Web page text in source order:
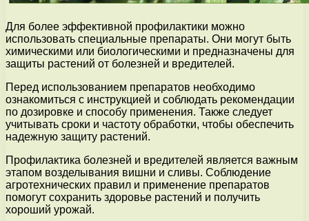
Для более эффективной профилактики можно
использовать специальные препараты. Они могут быть
химическими или биологическими и предназначены для
защиты растений от болезней и вредителей.
Перед использованием препаратов необходимо
ознакомиться с инструкцией и соблюдать рекомендации
по дозировке и способу применения. Также следует
учитывать сроки и частоту обработки, чтобы обеспечить
надежную защиту растений.
Профилактика болезней и вредителей является важным
этапом возделывания вишни и сливы. Соблюдение
агротехнических правил и применение препаратов
помогут сохранить здоровье растений и получить
хороший урожай.